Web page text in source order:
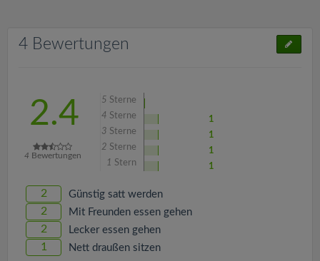
4 Bewertungen
2.4
4 Bewertungen
5 Sterne
4 Sterne
1
3 Sterne
1
2 Sterne
1
1 Stern 1
2 Günstig satt werden
2 Mit Freunden essen gehen
2 Lecker essen gehen
1 Nett draußen sitzen